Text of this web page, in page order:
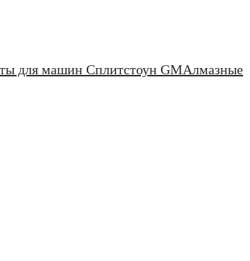
для машин Сплитстоун GMАлмазные